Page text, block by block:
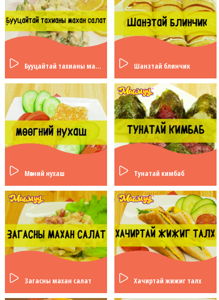
Бууцайтай тахианы махан салат Шанзтай блинчик
Мөөгний нухаш Тунатай кимбаб
Загасны махан салат Хачиртай жижиг талх